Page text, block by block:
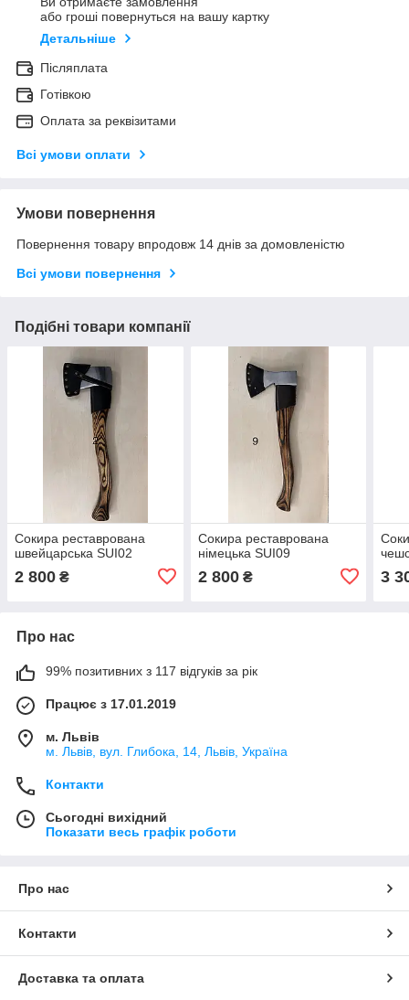
або гроші повернуться на вашу картку
Детальніше
Післяплата
Готівкою
Оплата за реквізитами
Всі умови оплати
Умови повернення
Повернення товару впродовж 14 днів за домовленістю
Всі умови повернення
Подібні товари компанії
Сокира реставрована
швейцарська SUI02
2 800 ₴
Сокира реставрована
німецька SUI09
2 800₴ 3
Про нас
99% позитивних з 117 відгуків за рік
Працює з 17.01.2019
м. Львів
м. Львів, вул. Глибока, 14, Львів, Україна
Контакти
Сьогодні вихідний
Показати весь графік роботи
Про нас
Контакти
Доставка та оплата